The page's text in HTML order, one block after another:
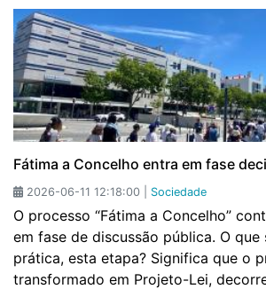
Fátima a Concelho entra em fase
2026-06-11 12:18:00 | Sociedade
O processo “Fátima a Concelho”
em fase de discussão pública. O que
prática, esta etapa? Significa que o
transformado em Projeto-Lei,